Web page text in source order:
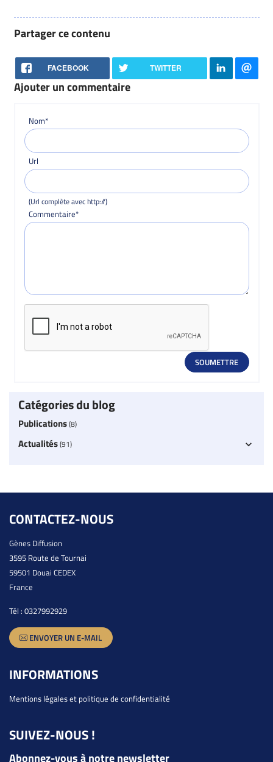
Catégories du blog
Publications(8)
Actualités(91)
Partager ce contenu
FACEBOOK TWITTER
Ajouter un commentaire
Nom*
Url
(Url complète avec http://)
Commentaire*
CONTACTEZ-NOUS
Gènes Diffusion
3595 Route de Tournai
59501 Douai CEDEX
France
Tél : 0327992929
ENVOYER UN E-MAIL
INFORMATIONS
Mentions légales et politique de confidentialité
SUIVEZ-NOUS !
Abonnez-vous à notre newsletter